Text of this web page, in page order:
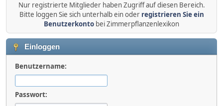
Nur registrierte Mitglieder haben Zugriff auf diesen Bereich.
Bitte loggen Sie sich unterhalb ein oder registrieren Sie ein
Benutzerkonto bei Zimmerpflanzenlexikon
Einloggen
Benutzername:
Passwort: